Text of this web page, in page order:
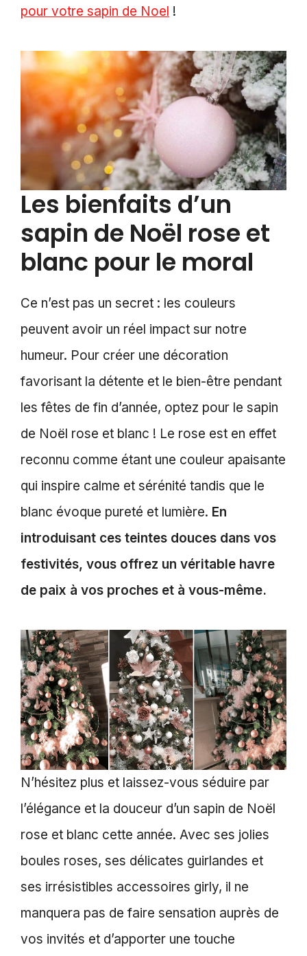
pour votre sapin de Noel !
Les bienfaits d’un
sapin de Noël rose et
blanc pour le moral
Ce n’est pas un secret : les couleurs
peuvent avoir un réel impact sur notre
humeur. Pour créer une décoration
favorisant la détente et le bien-être pendant
les fêtes de fin d’année, optez pour le sapin
de Noël rose et blanc ! Le rose est en effet
reconnu comme étant une couleur apaisante
qui inspire calme et sérénité tandis que le
blanc évoque pureté et lumière. En
introduisant ces teintes douces dans vos
festivités, vous offrez un véritable havre
de paix à vos proches et à vous-même.
N’hésitez plus et laissez-vous séduire par
l’élégance et la douceur d’un sapin de Noël
rose et blanc cette année. Avec ses jolies
boules roses, ses délicates guirlandes et
ses irrésistibles accessoires girly, il ne
manquera pas de faire sensation auprès de
vos invités et d’apporter une touche